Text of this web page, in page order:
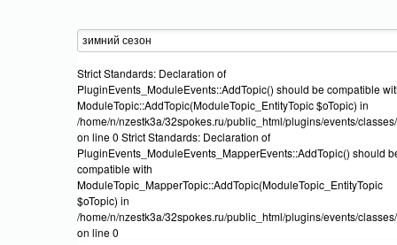
Strict Standards: Declaration of
PluginEvents_ModuleEvents::AddTopic() should be compatible
ModuleTopic::AddTopic(ModuleTopic_EntityTopic $oTopic) in
/home/n/nzestk3a/32spokes.ru/public_html/plugins/events/
on line 0 Strict Standards: Declaration of
PluginEvents_ModuleEvents_MapperEvents::AddTopic() should
compatible with
ModuleTopic_MapperTopic::AddTopic(ModuleTopic_EntityTopic
$oTopic) in
/home/n/nzestk3a/32spokes.ru/public_html/plugins/events/
on line 0